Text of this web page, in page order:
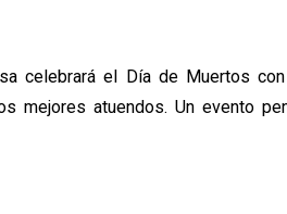
celebrará el Día de Muertos
mejores atuendos. Un evento